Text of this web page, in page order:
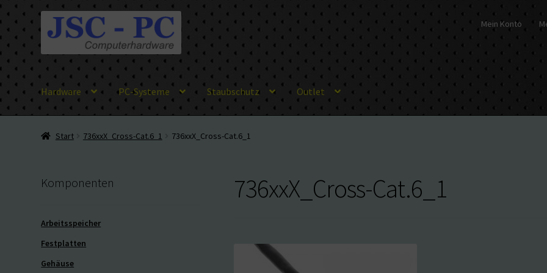
Zur
Navigation
Zum
Inhalt
Mein Konto
Hardware PC-Systeme Staubschutz Outlet
Start 736xxX_Cross-Cat.6_1 736xxX_Cross-Cat.6_1
736xxX_Cross-Cat.6_1
Komponenten
Arbeitsspeicher
Festplatten
Gehäuse